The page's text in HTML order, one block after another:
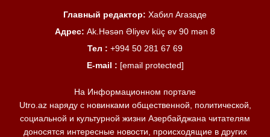
Главный редактор: Хабил Агазаде
Адрес: Ak.Həsən Əliyev küç ev 90 mən 8
Тел : +994 50 281 67 69
E-mail : [email protected]
На Информационном портале
Utro.az наряду с новинками общественной, политической,
социальной и культурной жизни Азербайджана читателям
доносятся интересные новости, происходящие в других